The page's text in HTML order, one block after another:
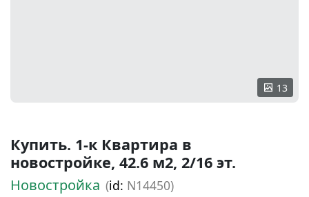
13
Купить. 1-к Квартира в
новостройке, 42.6 м2, 2/16 эт.
Новостройка (id: N14450)